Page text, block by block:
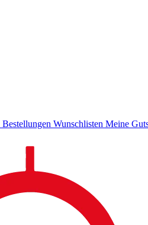
Bestellungen Wunschlisten Meine